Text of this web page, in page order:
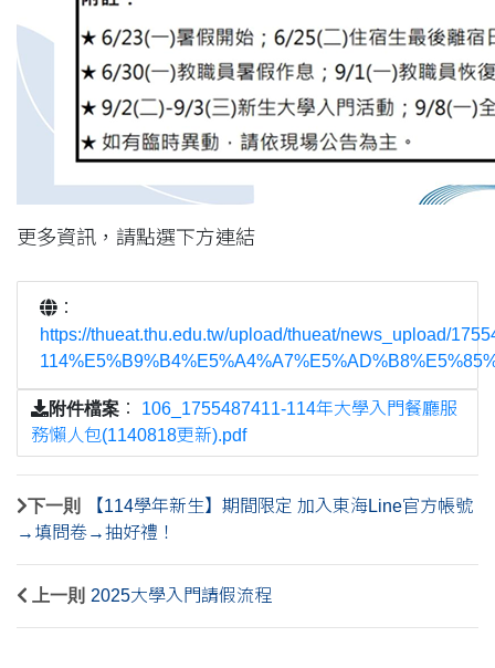
更多資訊，請點選下方連結
：
https://thueat.thu.edu.tw/upload/thueat/news_upload/
附件檔案 ： 106_1755487411-114年大學入門餐廳服
務懶人包(1140818更新).pdf
下一則
【114學年新生】期間限定 加入東海Line官方帳號
→填問卷→抽好禮！
上一則 2025大學入門請假流程